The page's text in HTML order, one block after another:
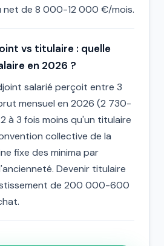
net de 8 000-12 000 €/mois.
vs titulaire : quelle
en 2026 ?
salarié perçoit entre 3
mensuel en 2026 (2 730-
à 3 fois moins qu'un titulaire
collective de la
fixe des minima par
Devenir titulaire
de 200 000-600